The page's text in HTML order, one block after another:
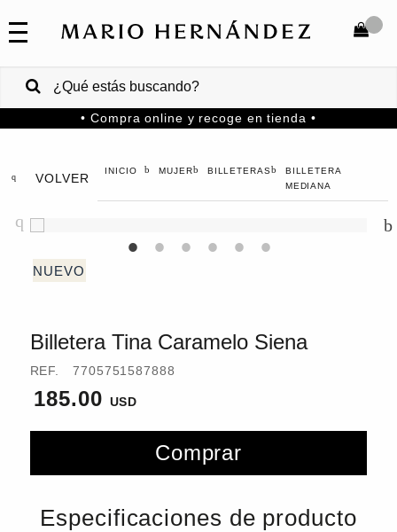
COLECCIONES
VENTAS
CORPORATIVAS
Venezuela
COMPRAR
• Compra online y recoge en tienda •
VOLVER MUJER BILLETERAS
BILLETERA
MEDIANA
Billetera Tina Caramelo Siena
REF. 7705751587888
185.00
Comprar
Especificaciones de producto